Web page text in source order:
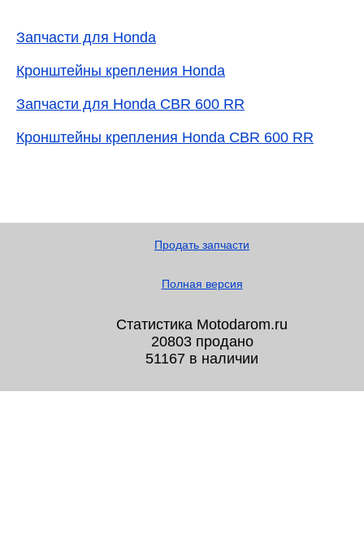
Запчасти для Honda
Кронштейны крепления Honda
Запчасти для Honda CBR 600 RR
Кронштейны крепления Honda CBR 600 RR
Продать запчасти
Полная версия
Статистика Motodarom.ru
20803 продано
51167 в наличии